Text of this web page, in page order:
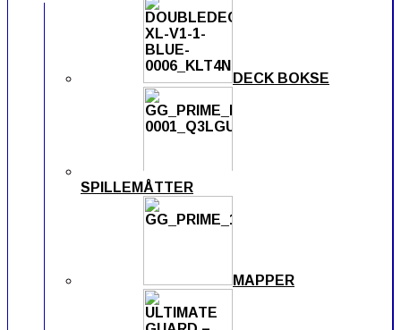
DECK BOKSE
SPILLEMÅTTER
MAPPER